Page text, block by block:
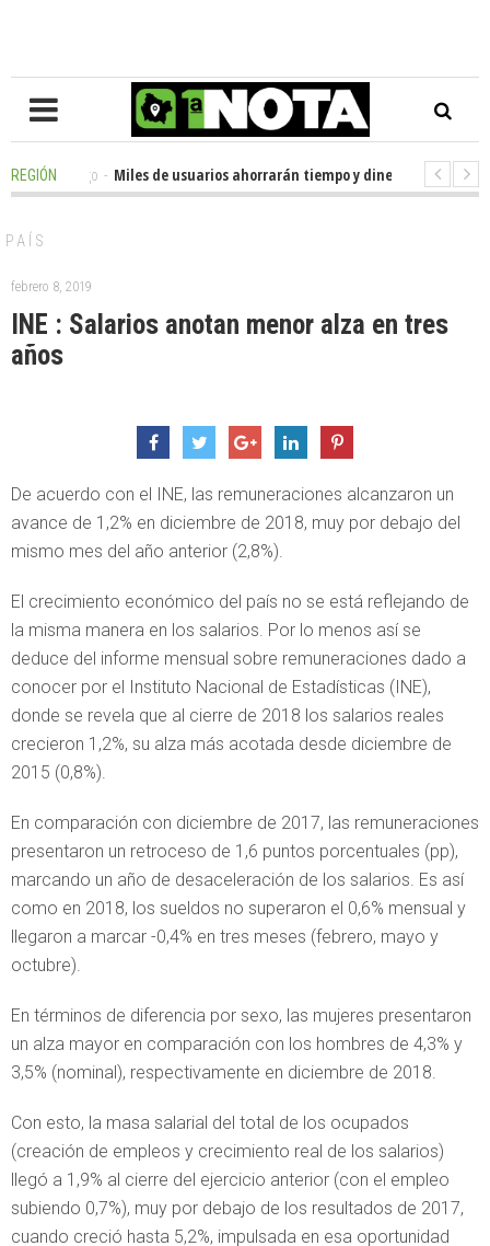
REGIÓN
10 hours ago - Miles de usuarios ahorrarán tiempo y dinero con nueva
PAÍS
febrero 8, 2019
INE : Salarios anotan menor alza en tres
años
De acuerdo con el INE, las remuneraciones alcanzaron un
avance de 1,2% en diciembre de 2018, muy por debajo del
mismo mes del año anterior (2,8%).
El crecimiento económico del país no se está reflejando de
la misma manera en los salarios. Por lo menos así se
deduce del informe mensual sobre remuneraciones dado a
conocer por el Instituto Nacional de Estadísticas (INE),
donde se revela que al cierre de 2018 los salarios reales
crecieron 1,2%, su alza más acotada desde diciembre de
2015 (0,8%).
En comparación con diciembre de 2017, las remuneraciones
presentaron un retroceso de 1,6 puntos porcentuales (pp),
marcando un año de desaceleración de los salarios. Es así
como en 2018, los sueldos no superaron el 0,6% mensual y
llegaron a marcar -0,4% en tres meses (febrero, mayo y
octubre).
En términos de diferencia por sexo, las mujeres presentaron
un alza mayor en comparación con los hombres de 4,3% y
3,5% (nominal), respectivamente en diciembre de 2018.
Con esto, la masa salarial del total de los ocupados
(creación de empleos y crecimiento real de los salarios)
llegó a 1,9% al cierre del ejercicio anterior (con el empleo
subiendo 0,7%), muy por debajo de los resultados de 2017,
cuando creció hasta 5,2%, impulsada en esa oportunidad